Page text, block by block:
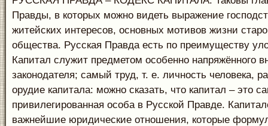
Правды, в которых можно видеть выражение
житейских интересов, основных мотивов жизни
общества. Русская Правда есть по преимуществу
Капитал служит предметом особенно напряжённого
законодателя; самый труд, т. е. личность человека,
орудие капитала: можно сказать, что капитал – это
привилегированная особа в Русской Правде.
важнейшие юридические отношения, которые